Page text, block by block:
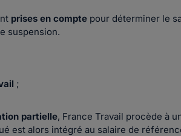
prises en compte pour déterminer le
suspension.
;
partielle, France Travail procède à
est alors intégré au salaire de